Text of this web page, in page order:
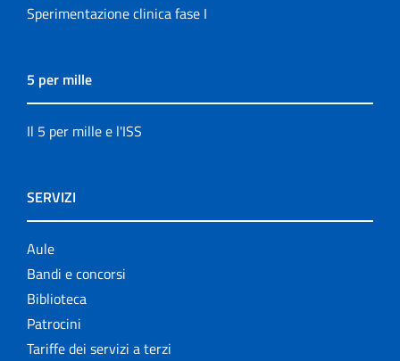
Sperimentazione clinica fase I
5 per mille
Il 5 per mille e l'ISS
SERVIZI
Aule
Bandi e concorsi
Biblioteca
Patrocini
Tariffe dei servizi a terzi